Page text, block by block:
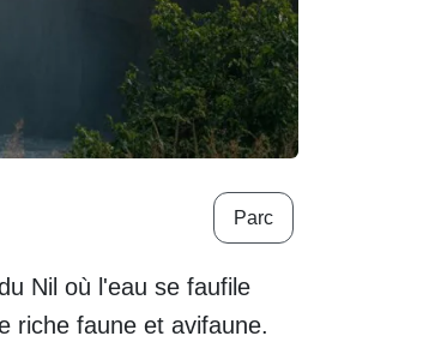
Parc
Nil où l'eau se faufile
riche faune et avifaune.